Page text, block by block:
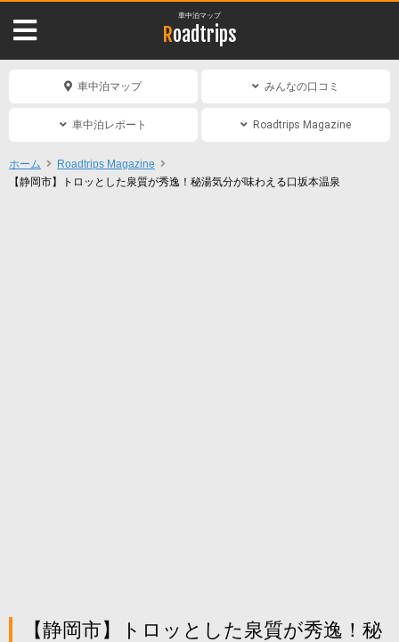
車中泊マップ
Roadtrips
車中泊マップ みんなの口コミ
車中泊レポート Roadtrips Magazine
ホーム
Roadtrips Magazine
【静岡市】トロッとした泉質が秀逸！秘湯気分が味わえる口坂本温泉
【静岡市】トロッとした泉質が秀逸！秘